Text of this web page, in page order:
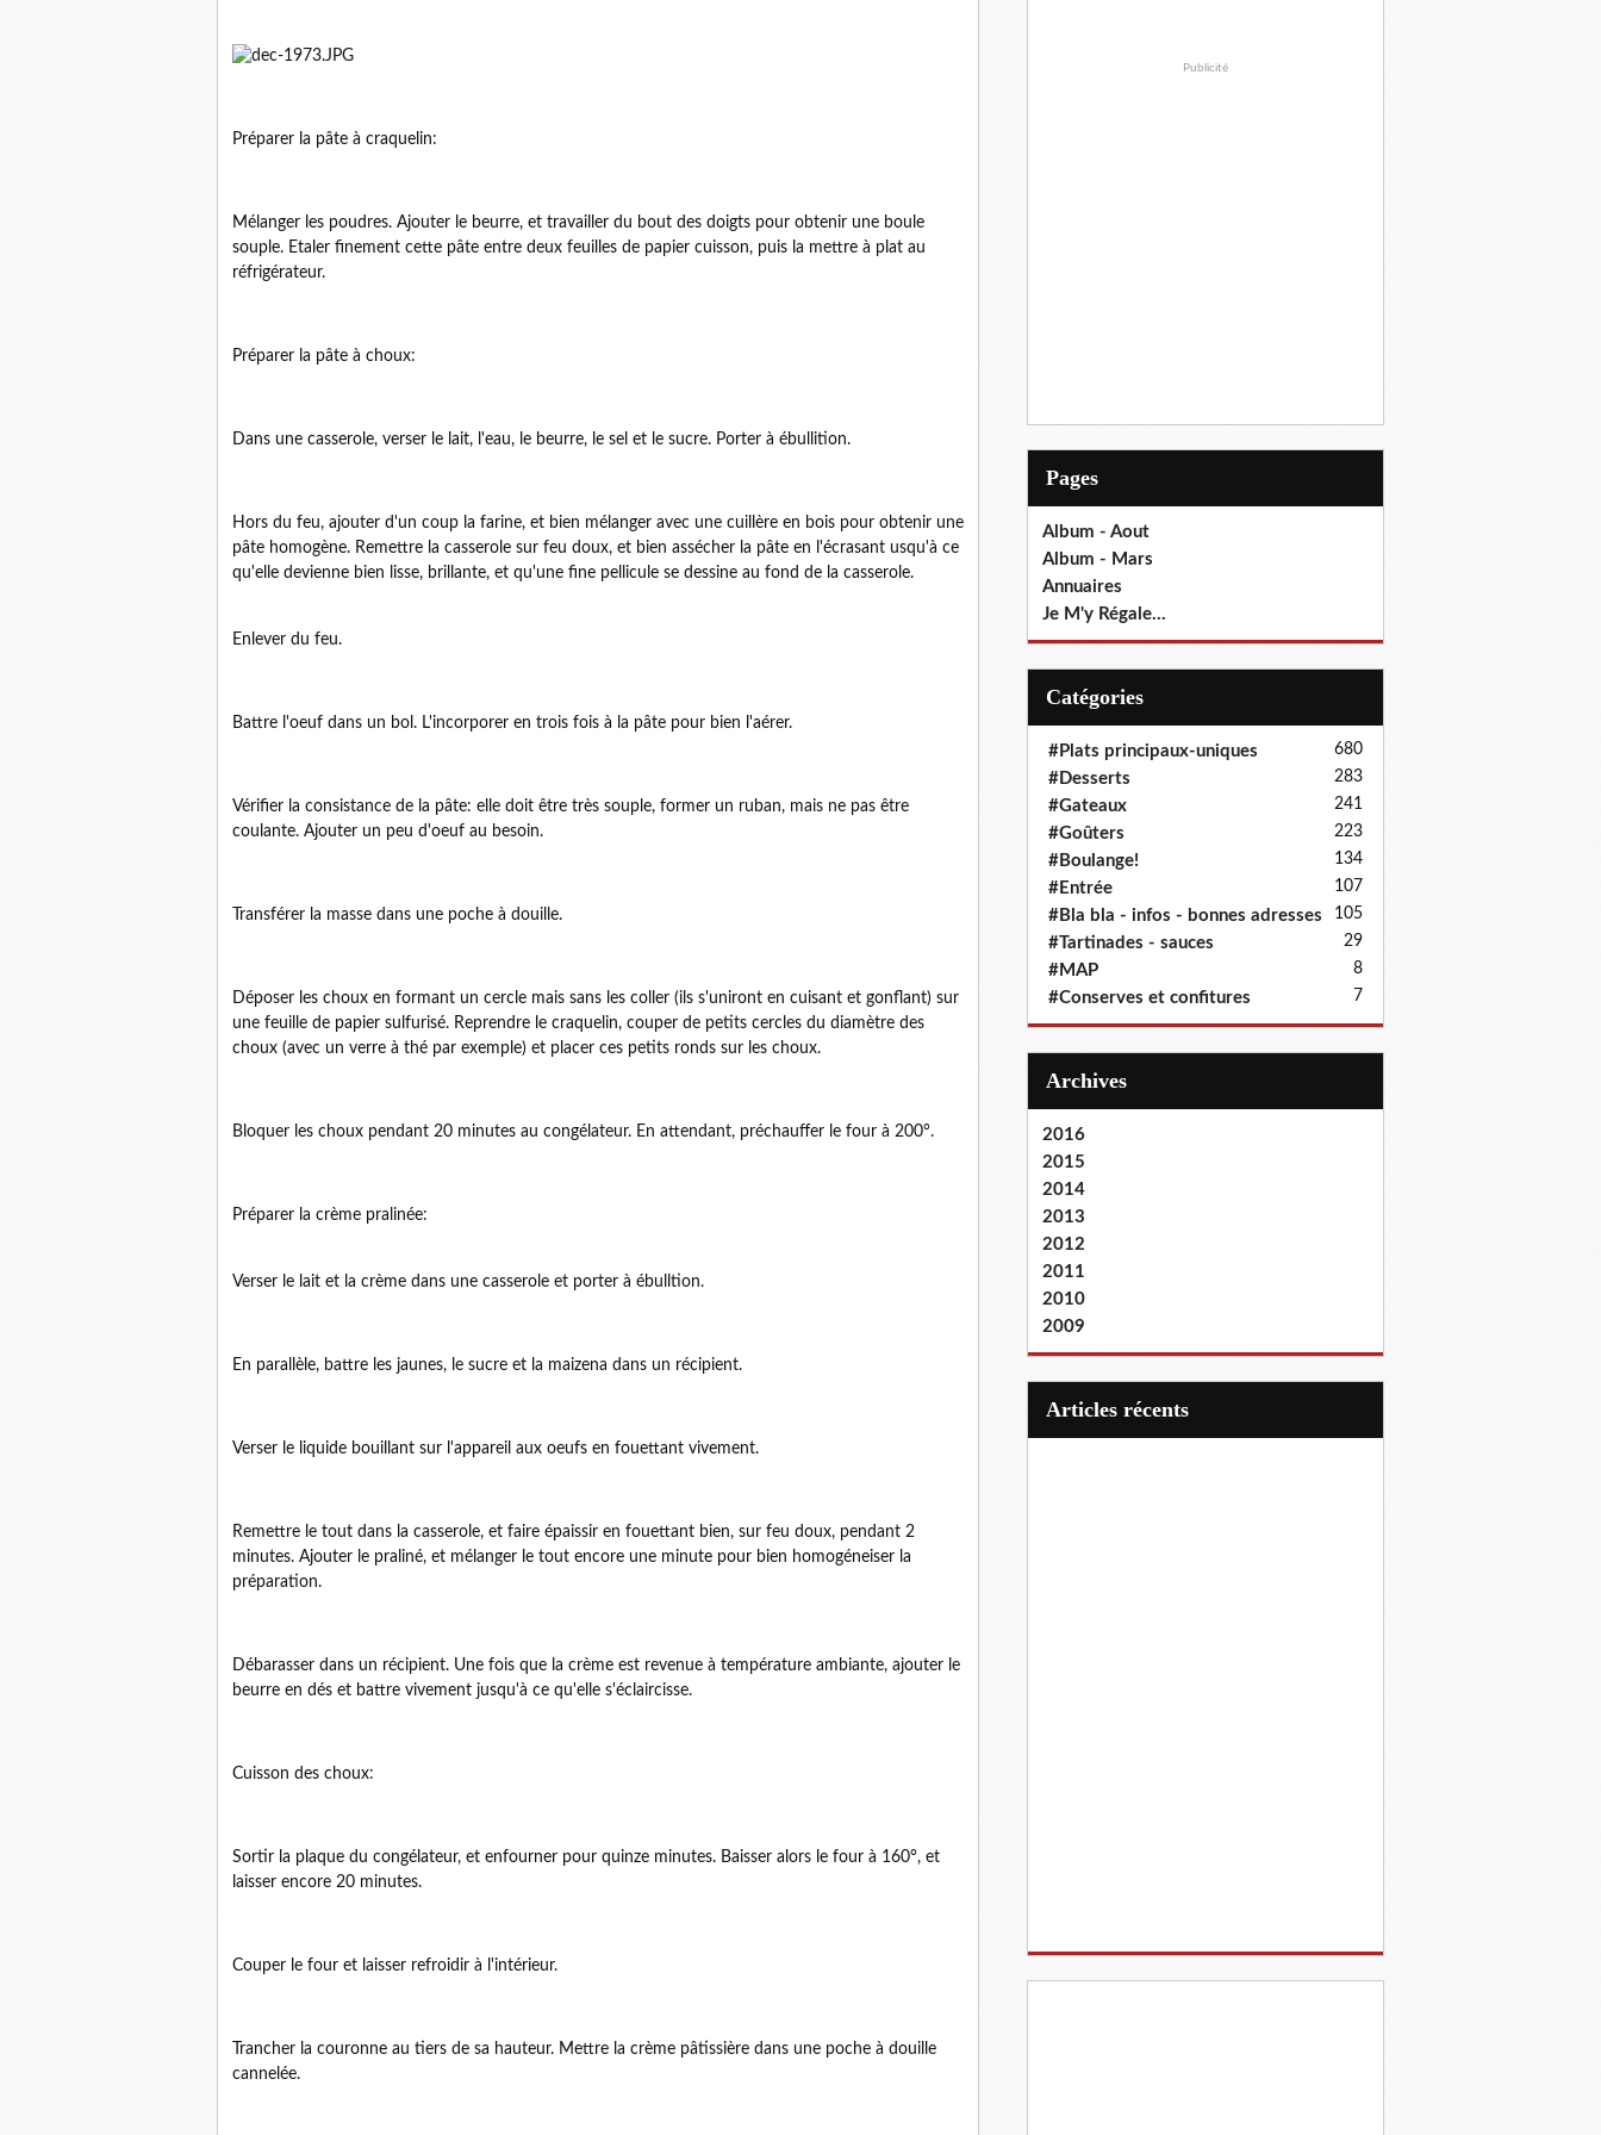
Préparer la pâte à craquelin:
Mélanger les poudres. Ajouter le beurre, et travailler du bout des doigts pour obtenir une boule
souple. Etaler finement cette pâte entre deux feuilles de papier cuisson, puis la mettre à plat au
réfrigérateur.
Préparer la pâte à choux:
Dans une casserole, verser le lait, l'eau, le beurre, le sel et le sucre. Porter à ébullition.
Hors du feu, ajouter d'un coup la farine, et bien mélanger avec une cuillère en bois pour obtenir une
pâte homogène. Remettre la casserole sur feu doux, et bien assécher la pâte en l'écrasant usqu'à ce
qu'elle devienne bien lisse, brillante, et qu'une fine pellicule se dessine au fond de la casserole.
Enlever du feu.
Battre l'oeuf dans un bol. L'incorporer en trois fois à la pâte pour bien l'aérer.
Vérifier la consistance de la pâte: elle doit être très souple, former un ruban, mais ne pas être
coulante. Ajouter un peu d'oeuf au besoin.
Transférer la masse dans une poche à douille.
Déposer les choux en formant un cercle mais sans les coller (ils s'uniront en cuisant et gonflant) sur
une feuille de papier sulfurisé. Reprendre le craquelin, couper de petits cercles du diamètre des
choux (avec un verre à thé par exemple) et placer ces petits ronds sur les choux.
Bloquer les choux pendant 20 minutes au congélateur. En attendant, préchauffer le four à 200°.
Préparer la crème pralinée:
Verser le lait et la crème dans une casserole et porter à ébulltion.
En parallèle, battre les jaunes, le sucre et la maizena dans un récipient.
Verser le liquide bouillant sur l'appareil aux oeufs en fouettant vivement.
Remettre le tout dans la casserole, et faire épaissir en fouettant bien, sur feu doux, pendant 2
minutes. Ajouter le praliné, et mélanger le tout encore une minute pour bien homogéneiser la
préparation.
Débarasser dans un récipient. Une fois que la crème est revenue à température ambiante, ajouter le
beurre en dés et battre vivement jusqu'à ce qu'elle s'éclaircisse.
Cuisson des choux:
Sortir la plaque du congélateur, et enfourner pour quinze minutes. Baisser alors le four à 160°, et
laisser encore 20 minutes.
Couper le four et laisser refroidir à l'intérieur.
Trancher la couronne au tiers de sa hauteur. Mettre la crème pâtissière dans une poche à douille
cannelée.
Publicité
Pages
Album - Aout
Album - Mars
Annuaires
Je M'y Régale...
Catégories
#Plats principaux-uniques 680
#Desserts 283
#Gateaux 241
#Goûters 223
#Boulange! 134
#Entrée 107
#Bla bla - infos - bonnes adresses 105
#Tartinades - sauces 29
#MAP 8
#Conserves et confitures 7
Archives
2016
2015
2014
2013
2012
2011
2010
2009
articles récents